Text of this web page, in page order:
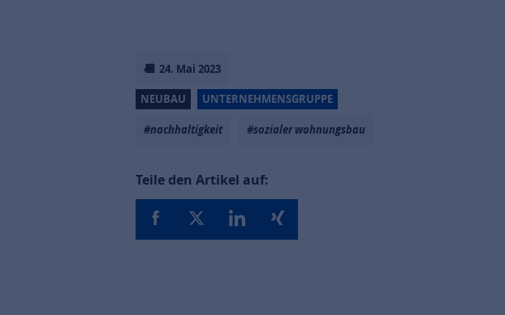
24. Mai 2023
NEUBAU UNTERNEHMENSGRUPPE
#nachhaltigkeit #sozialer wohnungsbau
Teile den Artikel auf: